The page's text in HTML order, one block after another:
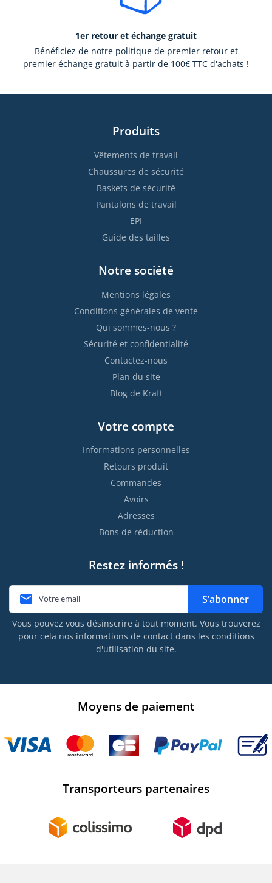
1er retour et échange gratuit
Bénéficiez de notre politique de premier retour et
premier échange gratuit à partir de 100€ TTC d'achats !
Produits
Vêtements de travail
Chaussures de sécurité
Baskets de sécurité
Pantalons de travail
EPI
Guide des tailles
Notre société
Mentions légales
Conditions générales de vente
Qui sommes-nous ?
Sécurité et confidentialité
Contactez-nous
Plan du site
Blog de Kraft
Votre compte
Informations personnelles
Retours produit
Commandes
Avoirs
Adresses
Bons de réduction
Restez informés !
 S’abonner
Vous pouvez vous désinscrire à tout moment. Vous trouverez
pour cela nos informations de contact dans les conditions
d'utilisation du site.
Moyens de paiement
Transporteurs partenaires